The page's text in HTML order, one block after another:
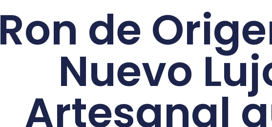
Ron de
Nuevo
Artesanal